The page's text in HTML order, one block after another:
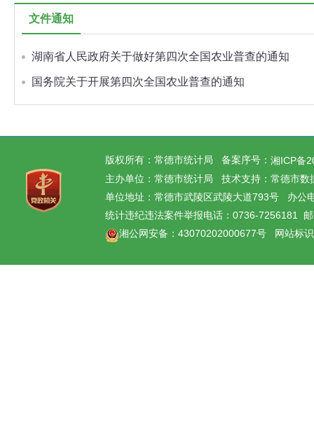
文件通知
湖南省人民政府关于做好第四次全国农业普查的通知
国务院关于开展第四次全国农业普查的通知
版权所有：常德市统计局 备案序号： 湘ICP备
主办单位：常德市统计局 技术支持：常德市
单位地址：常德市武陵区武陵大道793号 办
统计违纪违法案件举报电话：0736-7256181
湘公网安备：43070202000677号 网站标